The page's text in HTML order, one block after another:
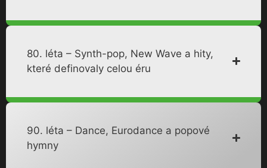
80. léta – Synth-pop, New Wave a hity,
které definovaly celou éru
90. léta – Dance, Eurodance a popové
hymny